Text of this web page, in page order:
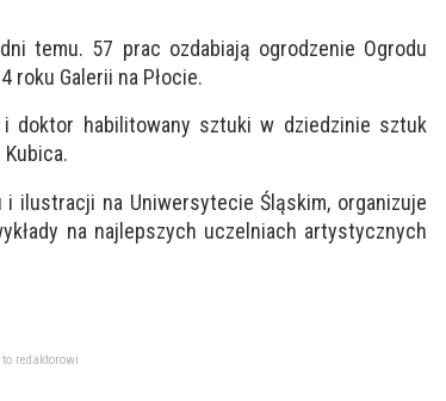
temu. 57 prac ozdabiają ogrodzenie Ogrodu
roku Galerii na Płocie.
doktor habilitowany sztuki w dziedzinie sztuk
ilustracji na Uniwersytecie Śląskim, organizuje
na najlepszych uczelniach artystycznych
redaktorowi